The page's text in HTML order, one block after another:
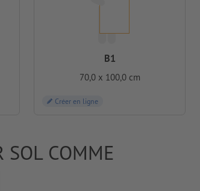
B1
70,0 x 100,0 cm
Créer en ligne
SOL COMME